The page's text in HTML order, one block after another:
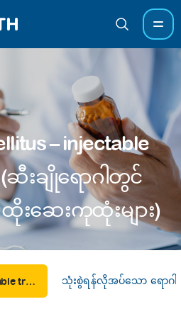
– injectable
(ဆီးချိုရောဂါတွင်
းဆေးကုထုံးများ)
Diabetes mellitus – injectable treatments (ဆီးချိုရောဂါတွင်အသုံးပြုသော ထိုးဆေးကုထုံးများ) သုံးစွဲရန်လိုအပ်သော ရောဂါနှ